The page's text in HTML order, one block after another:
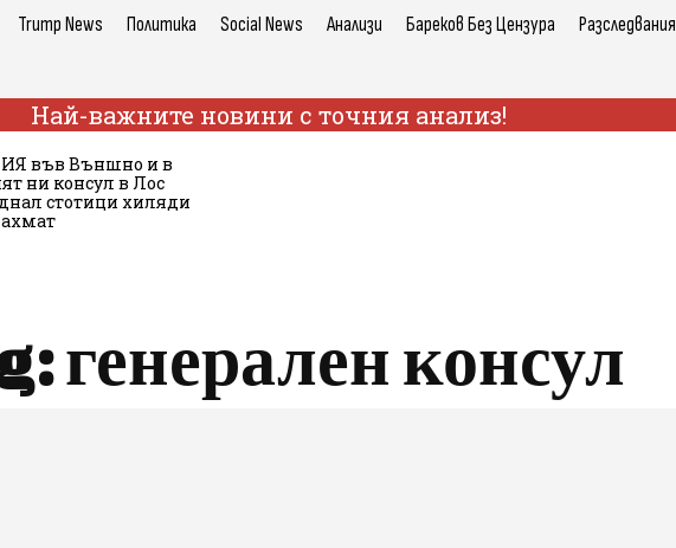
Trump News Политика Social News Анализи Бареков Без Цензура Разследвания
Най-важните новини с точния анализ!
във Външно и в
ни консул в Лос
стотици хиляди
генерален консул